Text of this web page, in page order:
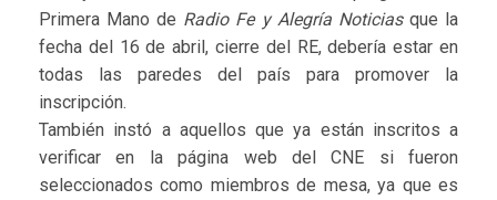
Primera Mano de Radio Fe y Alegría Noticiasque la
fecha del 16 de abril, cierre del RE, debería estar en
todas las paredes del país para promover la
inscripción.
También instó a aquellos que ya están inscritos a
verificar en la página web del CNE si fueron
seleccionados como miembros de mesa, ya que es